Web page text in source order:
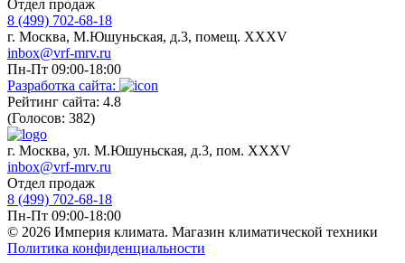
Отдел продаж
8 (499) 702-68-18
г. Москва, М.Юшуньская, д.3, помещ. XXXV
inbox@vrf-mrv.ru
Пн-Пт 09:00-18:00
Разработка сайта:
Рейтинг сайта: 4.8
(Голосов: 382)
г. Москва, ул. М.Юшуньская, д.3, пом. XXXV
inbox@vrf-mrv.ru
Отдел продаж
8 (499) 702-68-18
Пн-Пт 09:00-18:00
© 2026 Империя климата. Магазин климатической техники
Политика конфиденциальности